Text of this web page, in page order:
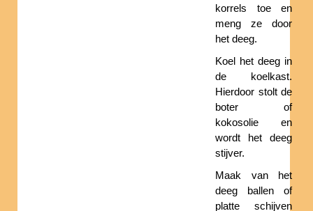
korrels toe en
meng ze door
het deeg.
Koel het deeg in
de koelkast.
Hierdoor stolt de
boter of
kokosolie en
wordt het deeg
stijver.
Maak van het
deeg ballen of
platte schijven